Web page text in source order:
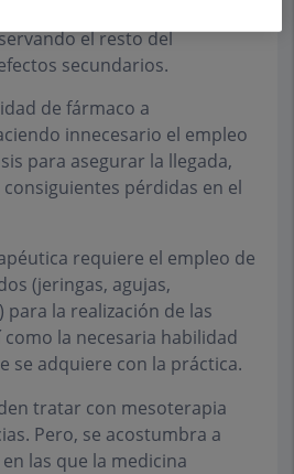
el resto del
secundarios.
de fármaco a
innecesario el empleo
para asegurar la llegada,
consiguientes pérdidas en el
requiere el empleo de
(jeringas, agujas,
la realización de las
la necesaria habilidad
se adquiere con la práctica.
tratar con mesoterapia
Pero, se acostumbra a
las que la medicina